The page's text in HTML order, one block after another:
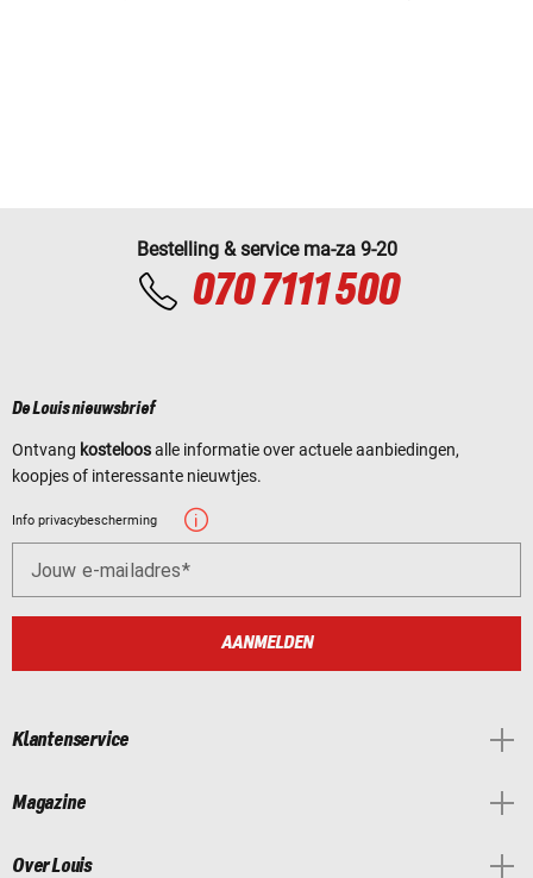
Bestelling & service ma-za 9-20
070 7111 500
De Louis nieuwsbrief
Ontvang kosteloosalle informatie over actuele aanbiedingen,
koopjes of interessante nieuwtjes.
Info privacybescherming
Jouw e-mailadres
AANMELDEN
Klantenservice
Magazine
Over Louis